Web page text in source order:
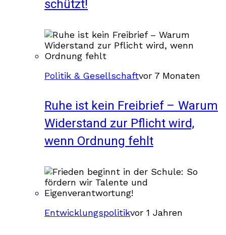
schützt!
Politik & Gesellschaftvor 7 Monaten
Ruhe ist kein Freibrief – Warum
Widerstand zur Pflicht wird,
wenn Ordnung fehlt
Entwicklungspolitikvor 1 Jahren